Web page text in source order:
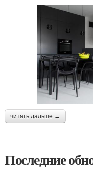
читать дальше →
Последние